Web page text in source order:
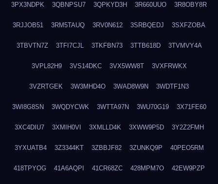
3PX3NDPK 3QBNPSU7 3QPKYD3H 3R660UUO 3R8OBY8R
3RJJOB51 3RM5TAUQ 3RV0N612 3SRBQEDJ 3SXFZOBA
3TBVTN7Z 3TFI7CJL 3TKFBN73 3TTB618D 3TVMVY4A
3VPL82H9 3VS14DKC 3VX5WW8T 3VXFRWKX
3VZRTGEK 3W3MHD4O 3WAD8W9N 3WDTF1N3
3WI8G8SN 3WQDYCWK 3WTTA97N 3WU70G19 3X71FE60
3XC4DIU7 3XMIH0VI 3XMLLD4K 3XWW9P5D 3Y2Z2FMH
3YXUATB4 3Z3344KT 3ZBBJF82 3ZUNKQ9P 40PEO5RM
418TPYOG 41A6AQPI 41CR68ZC 428MPM7O 42EW9PZP